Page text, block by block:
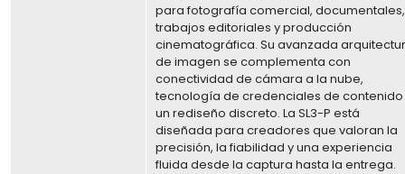
para fotografía comercial, documentales,
trabajos editoriales y producción
cinematográfica. Su avanzada
de imagen se complementa con
conectividad de cámara a la nube,
tecnología de credenciales de contenido
un rediseño discreto. La SL3-P está
diseñada para creadores que valoran la
precisión, la fiabilidad y una experiencia
fluida desde la captura hasta la entrega.